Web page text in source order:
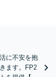
に不安を抱
ます。FP2